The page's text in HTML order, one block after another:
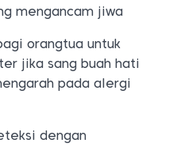
mengancam jiwa
orangtua untuk
jika sang buah hati
pada alergi
dengan